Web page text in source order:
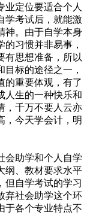
业定位要适合个人
学考试后，就能激
神。由于自学本身
习惯并非易事，
有思想准备，所以
标的途径之一，
的重要体观，有了
人生的一种快乐和
，千万不要人云亦
，今天学会计，明
会助学和个人自学
纲、教材要求水平
但自学考试的学习
弃社会助学这个环
于各个专业特点不